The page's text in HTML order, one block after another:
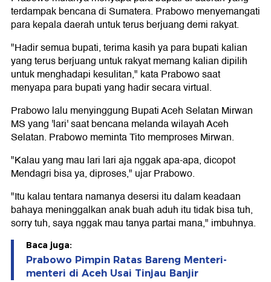
terdampak bencana di Sumatera. Prabowo menyemangati
para kepala daerah untuk terus berjuang demi rakyat.
"Hadir semua bupati, terima kasih ya para bupati kalian
yang terus berjuang untuk rakyat memang kalian dipilih
untuk menghadapi kesulitan," kata Prabowo saat
menyapa para bupati yang hadir secara virtual.
Prabowo lalu menyinggung Bupati Aceh Selatan Mirwan
MS yang 'lari' saat bencana melanda wilayah Aceh
Selatan. Prabowo meminta Tito memproses Mirwan.
"Kalau yang mau lari lari aja nggak apa-apa, dicopot
Mendagri bisa ya, diproses," ujar Prabowo.
"Itu kalau tentara namanya desersi itu dalam keadaan
bahaya meninggalkan anak buah aduh itu tidak bisa tuh,
sorry tuh, saya nggak mau tanya partai mana," imbuhnya.
Baca juga:
Prabowo Pimpin Ratas Bareng Menteri-
menteri di Aceh Usai Tinjau Banjir